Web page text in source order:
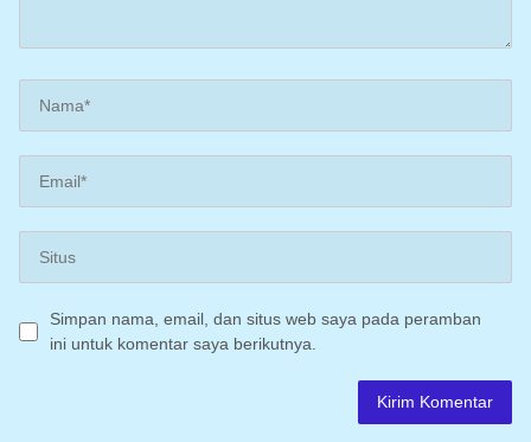
Simpan nama, email, dan situs web saya pada peramban
ini untuk komentar saya berikutnya.